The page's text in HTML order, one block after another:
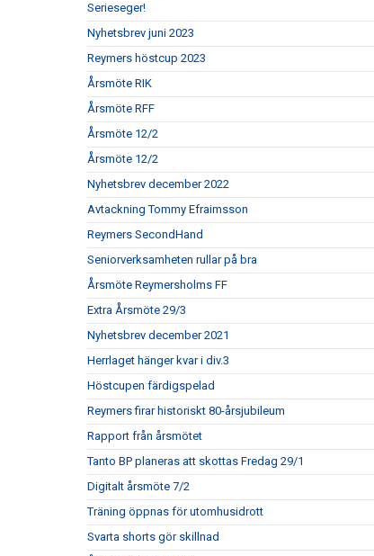
Serieseger!
Nyhetsbrev juni 2023
Reymers höstcup 2023
Årsmöte RIK
Årsmöte RFF
Årsmöte 12/2
Årsmöte 12/2
Nyhetsbrev december 2022
Avtackning Tommy Efraimsson
Reymers SecondHand
Seniorverksamheten rullar på bra
Årsmöte Reymersholms FF
Extra Årsmöte 29/3
Nyhetsbrev december 2021
Herrlaget hänger kvar i div.3
Höstcupen färdigspelad
Reymers firar historiskt 80-årsjubileum
Rapport från årsmötet
Tanto BP planeras att skottas Fredag 29/1
Digitalt årsmöte 7/2
Träning öppnas för utomhusidrott
Svarta shorts gör skillnad